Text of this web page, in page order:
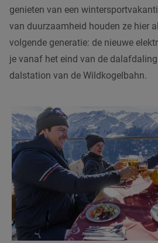
genieten van een
van duurzaamheid houden ze hier
volgende generatie: de nieuwe
je vanaf het eind van de
dalstation van de Wildkogelbahn.